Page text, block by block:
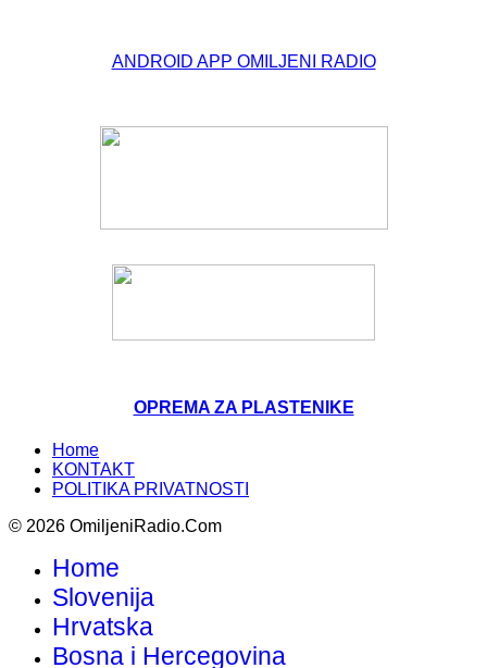
ANDROID APP OMILJENI RADIO
OPREMA ZA PLASTENIKE
Home
KONTAKT
POLITIKA PRIVATNOSTI
© 2026 OmiljeniRadio.Com
Home
Slovenija
Hrvatska
Bosna i Hercegovina